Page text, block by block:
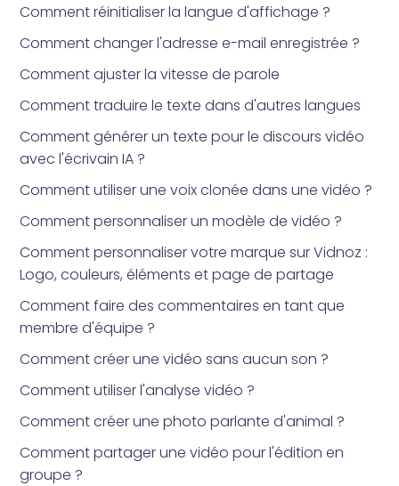
Comment réinitialiser la langue d'affichage ?
Comment changer l'adresse e-mail enregistrée ?
Comment ajuster la vitesse de parole
Comment traduire le texte dans d'autres langues
Comment générer un texte pour le discours vidéo
avec l'écrivain IA ?
Comment utiliser une voix clonée dans une vidéo ?
Comment personnaliser un modèle de vidéo ?
Comment personnaliser votre marque sur Vidnoz :
Logo, couleurs, éléments et page de partage
Comment faire des commentaires en tant que
membre d'équipe ?
Comment créer une vidéo sans aucun son ?
Comment utiliser l'analyse vidéo ?
Comment créer une photo parlante d'animal ?
Comment partager une vidéo pour l'édition en
groupe ?